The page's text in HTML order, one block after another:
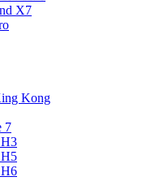
X7
Kong
7